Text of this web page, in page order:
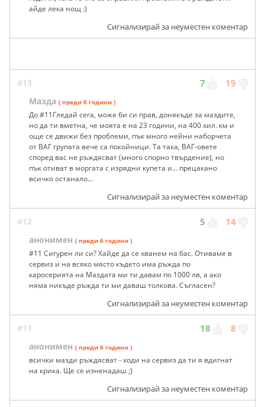
айде лека нощ :)
Сигнализирай за неуместен коментар
#13 7 19
Мазда ( преди 6 години )
До #11Гледай сега, може би си прав, донякъде за маздите,
но да ти вметна, че моята е на 23 години, на 400 хил. км и
още се движи без проблеми, пък много нейни наборчета
от ВАГ групата вече са покойници. Та така, ВАГ-овете
според вас не ръждясват (много спорно твърдение), но
пък отиват в моргата с изрядни купета и... прецакано
всичко останало...
Сигнализирай за неуместен коментар
#12 5 14
анонимен ( преди 6 години )
#11 Сигурен ли си? Хайде да се хванем на бас. Отиваме в
сервиз и на всяко място където има ръжда по
каросерията на Маздата ми ти давам по 1000 лв, а ако
няма никъде ръжда ти ми даваш толкова. Съгласен?
Сигнализирай за неуместен коментар
#11 18 8
анонимен ( преди 6 години )
всички мазди ръждясват - ходи на сервиз да ти я вдигнат
на крика. Ще се изненадаш ;)
Сигнализирай за неуместен коментар